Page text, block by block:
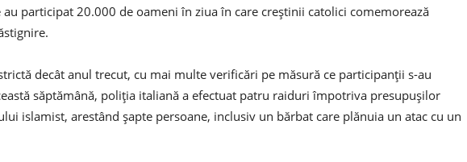
au participat 20.000 de oameni în ziua în care creștinii catolici comemorează
decât anul trecut, cu mai multe verificări pe măsură ce participanții s-au
săptămână, poliția italiană a efectuat patru raiduri împotriva presupușilor
islamist, arestând șapte persoane, inclusiv un bărbat care plănuia un atac cu un